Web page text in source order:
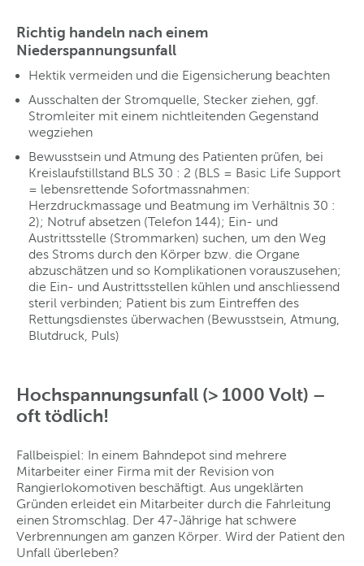
Richtig handeln nach einem
Niederspannungsunfall
Hektik vermeiden und die Eigensicherung beachten
Ausschalten der Stromquelle, Stecker ziehen, ggf.
Stromleiter mit einem nichtleitenden Gegenstand
wegziehen
Bewusstsein und Atmung des Patienten prüfen, bei
Kreislaufstillstand BLS 30 : 2 (BLS = Basic Life Support
= lebensrettende Sofortmassnahmen:
Herzdruckmassage und Beatmung im Verhältnis 30 :
2); Notruf absetzen (Telefon 144); Ein- und
Austrittsstelle (Strommarken) suchen, um den Weg
des Stroms durch den Körper bzw. die Organe
abzuschätzen und so Komplikationen vorauszusehen;
die Ein- und Austrittsstellen kühlen und anschliessend
steril verbinden; Patient bis zum Eintreffen des
Rettungsdienstes überwachen (Bewusstsein, Atmung,
Blutdruck, Puls)
Hochspannungsunfall (> 1000 Volt) –
oft tödlich!
Fallbeispiel: In einem Bahndepot sind mehrere
Mitarbeiter einer Firma mit der Revision von
Rangierlokomotiven beschäftigt. Aus ungeklärten
Gründen erleidet ein Mitarbeiter durch die Fahrleitung
einen Stromschlag. Der 47-Jährige hat schwere
Verbrennungen am ganzen Körper. Wird der Patient den
Unfall überleben?